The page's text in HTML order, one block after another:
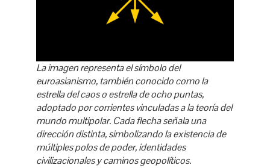
La imagen representa el símbolo del
euroasianismo, también conocido como la
estrella del caosoestrella de ocho puntas,
adoptado por corrientes vinculadas a la teoría del
mundo multipolar. Cada flecha señala una
dirección distinta, simbolizando la existencia de
múltiples polos de poder, identidades
civilizacionales y caminos geopolíticos.